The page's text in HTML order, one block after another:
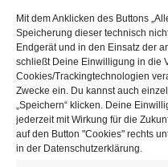
Mit dem Anklicken des Buttons
Speicherung dieser technisch
Endgerät und in den Einsatz der
schließt Deine Einwilligung in die
Cookies/Trackingtechnologien
Zwecke ein. Du kannst auch
„Speichern“ klicken. Deine
jederzeit mit Wirkung für die
auf den Button "Cookies" rechts
in der Datenschutzerklärung.
Mehr über die
 Unsere Hallen im Überblick